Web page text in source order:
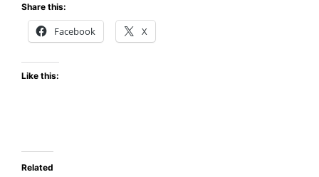
Share this:
Facebook X
Like this:
Related